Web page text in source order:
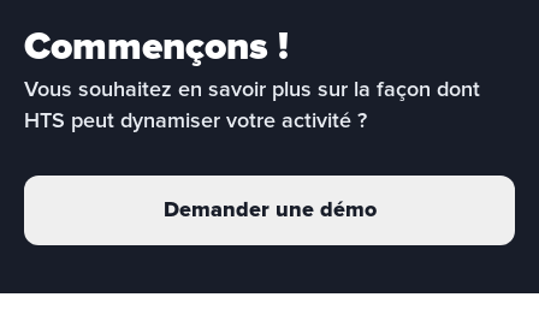
Commençons !
Vous souhaitez en savoir plus sur la façon dont
HTS peut dynamiser votre activité ?
Demander une démo